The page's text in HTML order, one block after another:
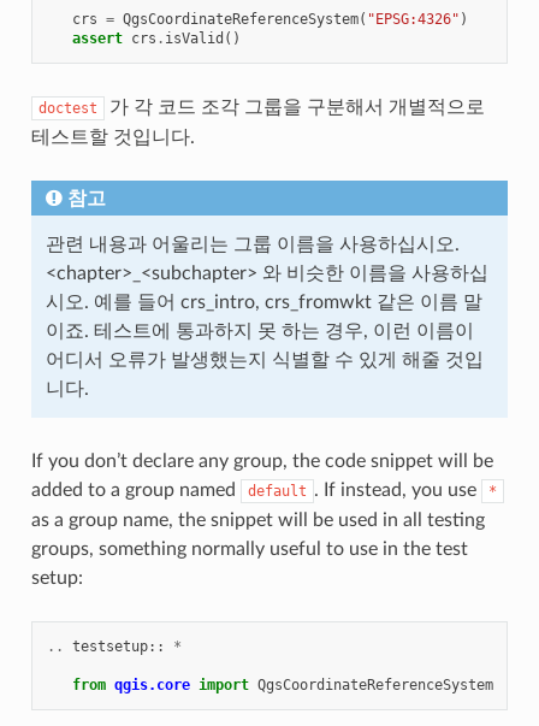
crs = QgsCoordinateReferenceSystem( "EPSG:4326" )
assert crs . isValid ()
doctest
가 각 코드 조각 그룹을 구분해서 개별적으로
테스트할 것입니다.
참고
관련 내용과 어울리는 그룹 이름을 사용하십시오.
<chapter>_<subchapter> 와 비슷한 이름을 사용하십
시오. 예를 들어 crs_intro, crs_fromwkt 같은 이름 말
이죠. 테스트에 통과하지 못 하는 경우, 이런 이름이
어디서 오류가 발생했는지 식별할 수 있게 해줄 것입
니다.
If you don’t declare any group, the code snippet will be
added to a group named
default . If instead, you use *
as a group name, the snippet will be used in all testing
groups, something normally useful to use in the test
setup:
.. testsetup:: *
from qgis.core import QgsCoordinateReferenceSystem